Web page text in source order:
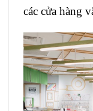
các cửa hàng